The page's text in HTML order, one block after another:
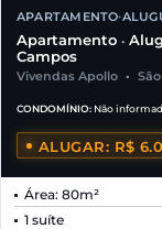
APARTAMENTO•
Apartamento •
Campos
Vivendas Apollo •
CONDOMÍNIO: Não
ALUGAR: R$
Área: 80m²
1 suíte